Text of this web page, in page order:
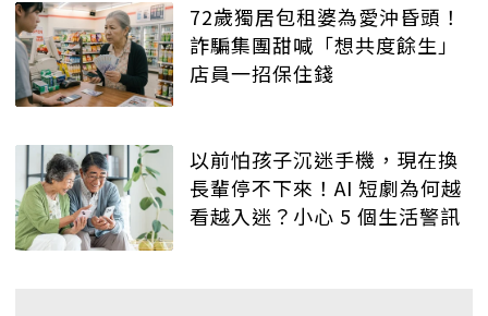
72歲獨居包租婆為愛沖昏頭！
詐騙集團甜喊「想共度餘生」
店員一招保住錢
以前怕孩子沉迷手機，現在換
長輩停不下來！AI 短劇為何越
看越入迷？小心 5 個生活警訊